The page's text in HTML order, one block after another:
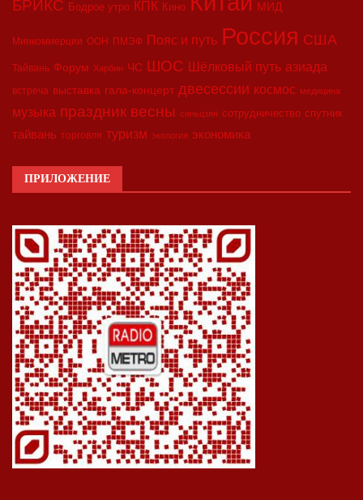
БРИКС Бодрое утро КПК Кино МИД
Минкоммерции ООН ПМЭФ Пояс и путь Россия США
Тайвань Форум Харбин ЧС ШОС Шёлковый путь азиада
встреча выставка гала-концерт двесессии космос медицина
музыка праздник весны синьцзян сотрудничество спутник
тайвань торговля туризм экология экономика
ПРИЛОЖЕНИЕ